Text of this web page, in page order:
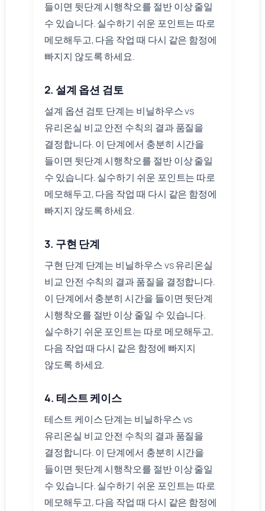
들이면 뒷단계 시행착오를 절반 이상 줄일
수 있습니다. 실수하기 쉬운 포인트는 따로
메모해두고, 다음 작업 때 다시 같은 함정에
빠지지 않도록 하세요.
2. 설계 옵션 검토
설계 옵션 검토 단계는 비닐하우스 vs
유리온실 비교 안전 수칙의 결과 품질을
결정합니다. 이 단계에서 충분히 시간을
들이면 뒷단계 시행착오를 절반 이상 줄일
수 있습니다. 실수하기 쉬운 포인트는 따로
메모해두고, 다음 작업 때 다시 같은 함정에
빠지지 않도록 하세요.
3. 구현 단계
구현 단계 단계는 비닐하우스 vs 유리온실
비교 안전 수칙의 결과 품질을 결정합니다.
이 단계에서 충분히 시간을 들이면 뒷단계
시행착오를 절반 이상 줄일 수 있습니다.
실수하기 쉬운 포인트는 따로 메모해두고,
다음 작업 때 다시 같은 함정에 빠지지
않도록 하세요.
4. 테스트 케이스
테스트 케이스 단계는 비닐하우스 vs
유리온실 비교 안전 수칙의 결과 품질을
결정합니다. 이 단계에서 충분히 시간을
들이면 뒷단계 시행착오를 절반 이상 줄일
수 있습니다. 실수하기 쉬운 포인트는 따로
메모해두고, 다음 작업 때 다시 같은 함정에